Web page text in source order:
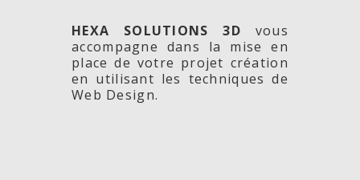
HEXA SOLUTIONS 3D vous
accompagne dans la mise en
place de votre projet création
en utilisant les techniques de
Web Design.